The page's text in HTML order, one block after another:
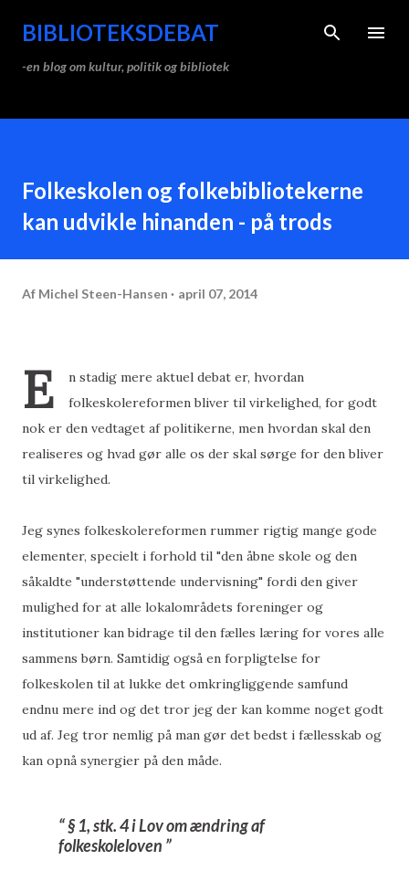
Gå videre til hovedindholdet
BIBLIOTEKSDEBAT
-en blog om kultur, politik og bibliotek
Folkeskolen og folkebibliotekerne
kan udvikle hinanden - på trods
Af Michel Steen-Hansen april 07, 2014
E
n stadig mere aktuel debat er, hvordan
folkeskolereformen bliver til virkelighed, for godt
nok er den vedtaget af politikerne, men hvordan skal den
realiseres og hvad gør alle os der skal sørge for den bliver
til virkelighed.
Jeg synes folkeskolereformen rummer rigtig mange gode
elementer, specielt i forhold til "den åbne skole og den
såkaldte "understøttende undervisning" fordi den giver
mulighed for at alle lokalområdets foreninger og
institutioner kan bidrage til den fælles læring for vores alle
sammens børn. Samtidig også en forpligtelse for
folkeskolen til at lukke det omkringliggende samfund
endnu mere ind og det tror jeg der kan komme noget godt
ud af. Jeg tror nemlig på man gør det bedst i fællesskab og
kan opnå synergier på den måde.
§ 1, stk. 4 i Lov om ændring af
folkeskoleloven